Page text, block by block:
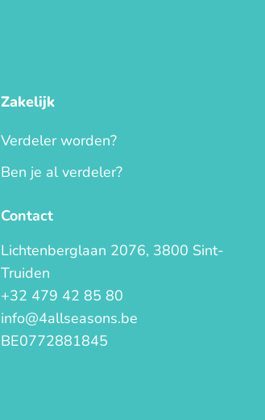
Zakelijk
Verdeler worden?
Ben je al verdeler?
Contact
Lichtenberglaan 2076, 3800 Sint-
Truiden
+32 479 42 85 80
info@4allseasons.be
BE0772881845